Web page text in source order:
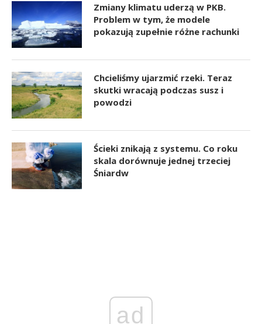
Zmiany klimatu uderzą w PKB.
Problem w tym, że modele
pokazują zupełnie różne rachunki
Chcieliśmy ujarzmić rzeki. Teraz
skutki wracają podczas susz i
powodzi
Ścieki znikają z systemu. Co roku
skala dorównuje jednej trzeciej
Śniardw
ad